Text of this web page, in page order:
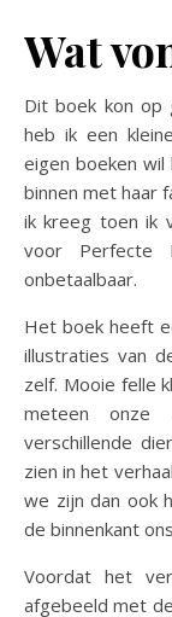
Wat
Dit boek kon op
heb ik een
eigen boeken wil
binnen met haar
ik kreeg toen ik
voor Perfecte
onbetaalbaar.
Het boek heeft
illustraties van
zelf. Mooie felle
meteen onze
verschillende
zien in het
we zijn dan ook
de binnenkant
Voordat het
afgebeeld met